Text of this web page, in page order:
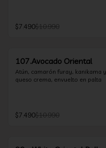
$7.490$10.990
107.Avocado Oriental
Atún, camarón furay, kanikama y
queso crema, envuelto en palta
$7.490$10.990